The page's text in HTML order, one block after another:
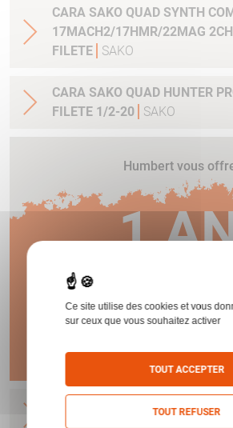
CARA SAKO QUAD SYNTH
17MACH2/17HMR/22MAG
FILETE
SAKO
CARA SAKO QUAD HUNTER
FILETE 1/2-20
SAKO
Humbert vous
1
DE
CARA SAKO QUAD SYNTH
WS FILETE 1/2-20
Ce site utilise des cookies et vous
sur ceux que vous souhaitez activer
TOUT ACCEPTER
TOUT REFUSER